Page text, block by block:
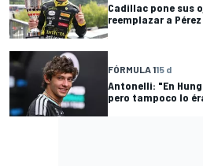
Cadillac pone sus
reemplazar a
FÓRMULA 115 d
Antonelli: "En
pero tampoco lo